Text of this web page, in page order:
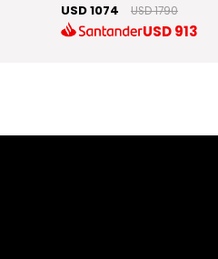
USD 1074 USD 1790
USD913